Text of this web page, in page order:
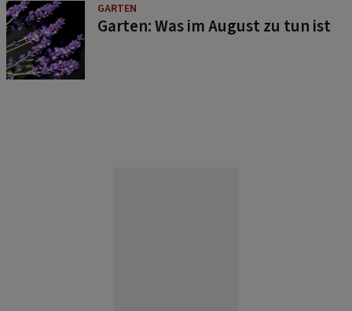
GARTEN
Garten: Was im August zu tun ist